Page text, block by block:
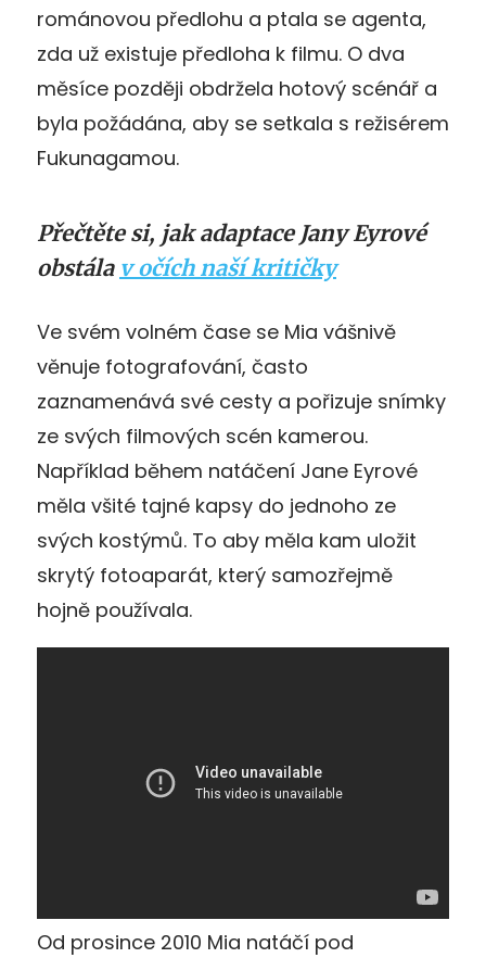
románovou předlohu a ptala se agenta,
zda už existuje předloha k filmu. O dva
měsíce později obdržela hotový scénář a
byla požádána, aby se setkala s režisérem
Fukunagamou.
Přečtěte si, jak adaptace Jany Eyrové
obstála v očích naší kritičky
Ve svém volném čase se Mia vášnivě
věnuje fotografování, často
zaznamenává své cesty a pořizuje snímky
ze svých filmových scén kamerou.
Například během natáčení Jane Eyrové
měla všité tajné kapsy do jednoho ze
svých kostýmů. To aby měla kam uložit
skrytý fotoaparát, který samozřejmě
hojně používala.
Od prosince 2010 Mia natáčí pod